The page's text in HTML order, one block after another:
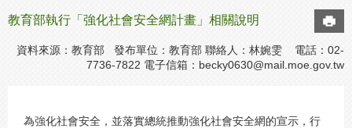
教育部執行「強化社會安全網計畫」相關說明
資料來源：教育部 發布單位：教育部 聯絡人：林婉雯 電話：02-
7736-7822 電子信箱： becky0630@mail.moe.gov.tw
為強化社會安全，並落實總統推動強化社會安全網的宣示，行